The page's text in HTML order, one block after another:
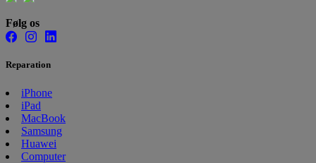
Følg os
Reparation
iPhone
iPad
MacBook
Samsung
Huawei
Computer